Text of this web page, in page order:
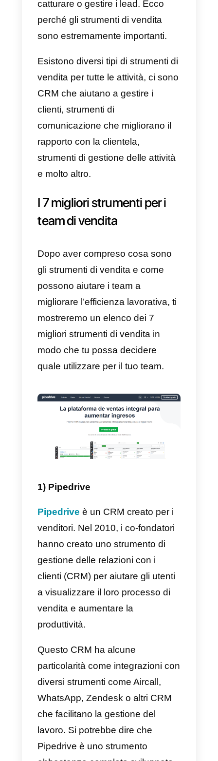
compiti ripetitivi in ​​modo semplice
e veloce. Gli strumenti di vendita
non sono altro che piattaforme
utilizzate dai team di vendita per
migliorare efficienza ed efficacia
nel loro lavoro quotidiano,
facilitando il raggiungimento di
obiettivi a breve e lungo termine.
hanno bisogno di
strumenti per vendere?
Gli strumenti di vendita sono
molto importanti per i team, dal
momento che consentono e
facilitano lo sviluppo del lavoro in
modo eccellente: una persona
non avrebbe la stessa efficacia di
catturare o gestire i lead. Ecco
perché gli strumenti di vendita
sono estremamente importanti.
vendita per tutte le attività, ci
CRM che aiutano a gestire i
clienti, strumenti di
comunicazione che migliorano il
rapporto con la clientela,
strumenti di gestione delle attività
e molto altro.
I 7 migliori strumenti per i
team di vendita
Dopo aver compreso cosa sono
gli strumenti di vendita e come
possono aiutare i team a